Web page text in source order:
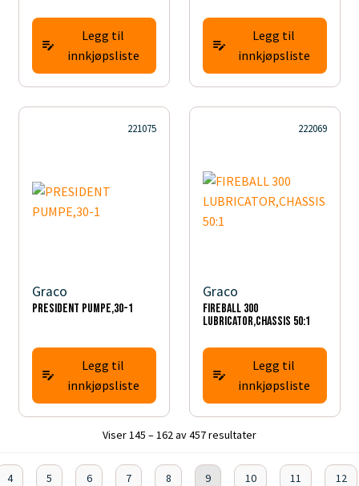
Legg til
innkjøpsliste
Legg til
innkjøpsliste
221075
Graco
PRESIDENT PUMPE,30-1
Legg til
innkjøpsliste
222069
Graco
FIREBALL 300
LUBRICATOR,CHASSIS 50:1
Legg til
innkjøpsliste
Viser 145 – 162 av 457 resultater
4 5 6 7 8 9 10 11 12